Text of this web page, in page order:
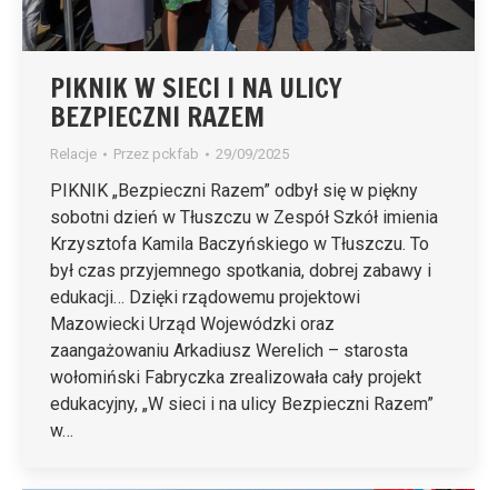
PIKNIK W SIECI I NA ULICY
BEZPIECZNI RAZEM
Relacje Przez pckfab 29/09/2025
PIKNIK „Bezpieczni Razem” odbył się w piękny
sobotni dzień w Tłuszczu w Zespół Szkół imienia
Krzysztofa Kamila Baczyńskiego w Tłuszczu. To
był czas przyjemnego spotkania, dobrej zabawy i
edukacji… Dzięki rządowemu projektowi
Mazowiecki Urząd Wojewódzki oraz
zaangażowaniu Arkadiusz Werelich – starosta
wołomiński Fabryczka zrealizowała cały projekt
edukacyjny, „W sieci i na ulicy Bezpieczni Razem”
w…